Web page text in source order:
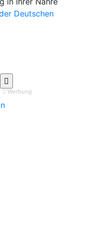
Deutschen
Werbung